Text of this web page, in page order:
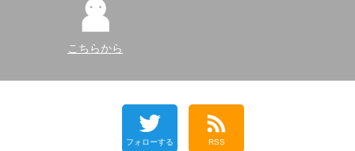
こちらから
フォローする RSS